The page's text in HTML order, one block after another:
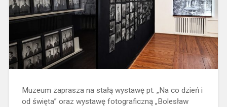
Muzeum zaprasza na stałą wystawę pt. „Na co dzień i
od święta” oraz wystawę fotograficzną „Bolesław